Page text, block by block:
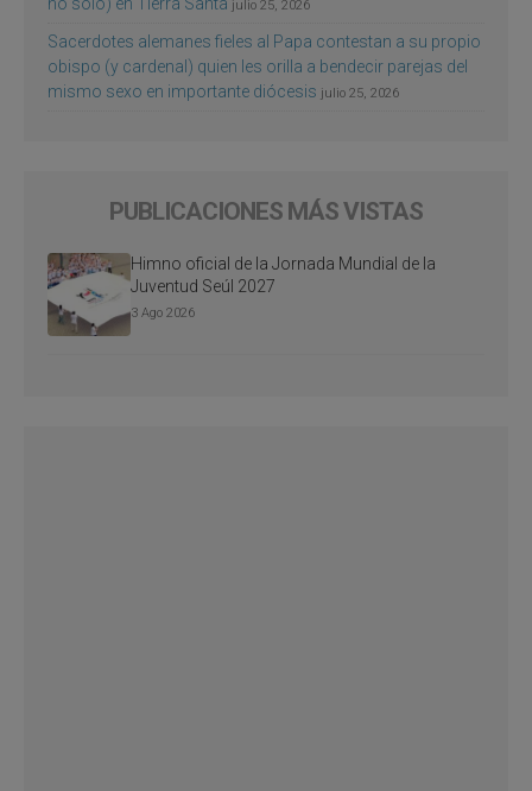
julio 25, 2026
Sacerdotes alemanes fieles al Papa contestan a su propio
obispo (y cardenal) quien les orilla a bendecir parejas del
mismo sexo en importante diócesis julio 25, 2026
PUBLICACIONES MÁS VISTAS
Himno oficial de la Jornada Mundial de la
Juventud Seúl 2027
3 Ago 2026